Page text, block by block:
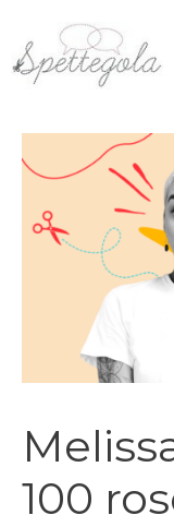
contenuto
100